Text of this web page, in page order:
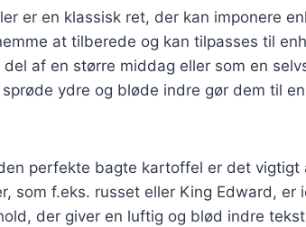
er en klassisk ret, der kan imponere
at tilberede og kan tilpasses til
del af en større middag eller som en
ydre og bløde indre gør dem til
perfekte bagte kartoffel er det
som f.eks. russet eller King Edward, er
der giver en luftig og blød indre